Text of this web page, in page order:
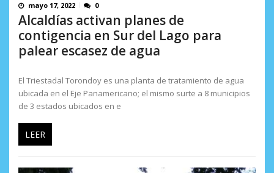
mayo 17, 2022 0
Alcaldías activan planes de
contigencia en Sur del Lago para
palear escasez de agua
El Triestadal Torondoy es una planta de tratamiento de agua
ubicada en el Eje Panamericano; el mismo surte a 8 municipios
de 3 estados ubicados en e
LEER